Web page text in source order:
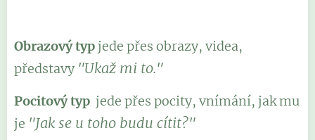
Obrazový typjede přes obrazy, videa,
představy "Ukaž mi to."
Pocitový typ jede přes pocity, vnímání, jak mu
je "Jak se u toho budu cítit?"